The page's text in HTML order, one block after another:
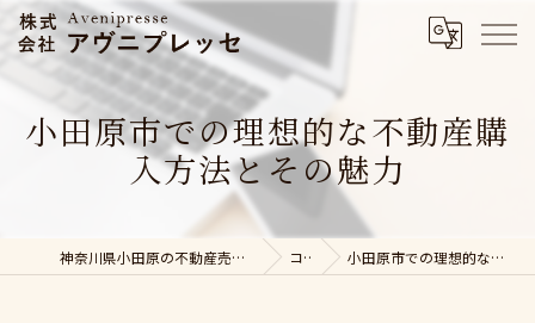
小田原市での理想的な不動産購
入方法とその魅力
神奈川県小田原の不動産売却なら株式会社アヴニプレッセ コラム 小田原市での理想的な不動産購入方法とその魅力